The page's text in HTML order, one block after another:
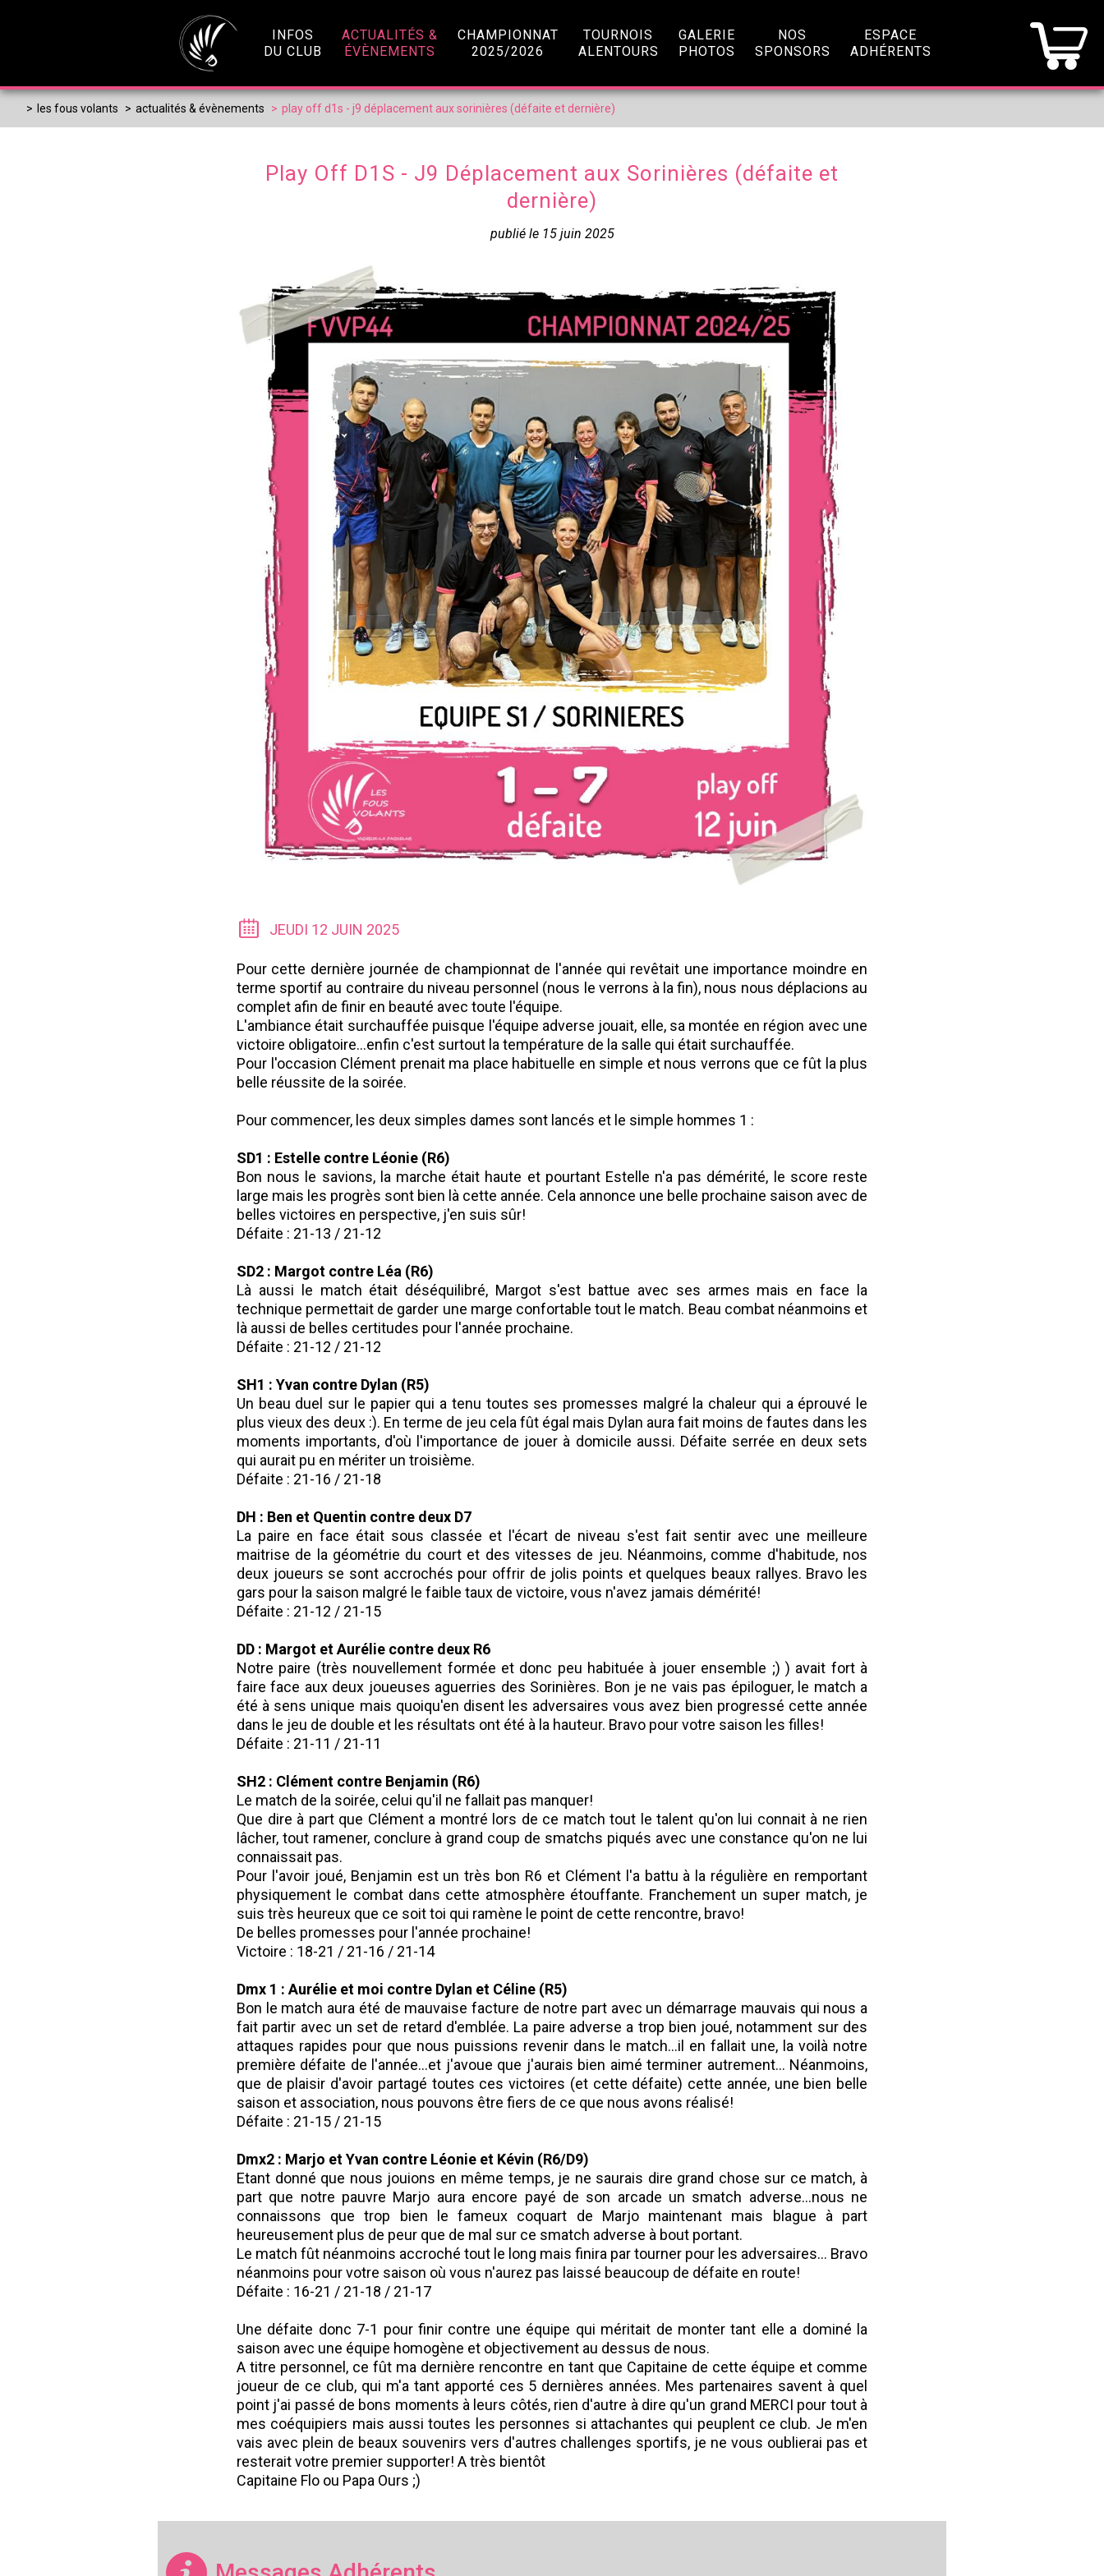
INFOS
DU CLUB
ACTUALITÉS &
ÉVÈNEMENTS
CHAMPIONNAT
2025/2026
TOURNOIS
ALENTOURS
GALERIE
PHOTOS
NOS
SPONSORS
ESPACE
ADHÉRENTS
> les fous volants > actualités & évènements > play off d1s - j9 déplacement aux sorinières (défaite et dernière)
Play Off D1S - J9 Déplacement aux Sorinières (défaite et
dernière)
publié le 15 juin 2025
JEUDI 12 JUIN 2025
Pour cette dernière journée de championnat de l'année qui revêtait une importance moindre en
terme sportif au contraire du niveau personnel (nous le verrons à la fin), nous nous déplacions au
complet afin de finir en beauté avec toute l'équipe.
L'ambiance était surchauffée puisque l'équipe adverse jouait, elle, sa montée en région avec une
victoire obligatoire...enfin c'est surtout la température de la salle qui était surchauffée.
Pour l'occasion Clément prenait ma place habituelle en simple et nous verrons que ce fût la plus
belle réussite de la soirée.
Pour commencer, les deux simples dames sont lancés et le simple hommes 1 :
SD1 : Estelle contre Léonie (R6)
Bon nous le savions, la marche était haute et pourtant Estelle n'a pas démérité, le score reste
large mais les progrès sont bien là cette année. Cela annonce une belle prochaine saison avec de
belles victoires en perspective, j'en suis sûr!
Défaite : 21-13 / 21-12
SD2 : Margot contre Léa (R6)
Là aussi le match était déséquilibré, Margot s'est battue avec ses armes mais en face la
technique permettait de garder une marge confortable tout le match. Beau combat néanmoins et
là aussi de belles certitudes pour l'année prochaine.
Défaite : 21-12 / 21-12
SH1 : Yvan contre Dylan (R5)
Un beau duel sur le papier qui a tenu toutes ses promesses malgré la chaleur qui a éprouvé le
plus vieux des deux :). En terme de jeu cela fût égal mais Dylan aura fait moins de fautes dans les
moments importants, d'où l'importance de jouer à domicile aussi. Défaite serrée en deux sets
qui aurait pu en mériter un troisième.
Défaite : 21-16 / 21-18
DH : Ben et Quentin contre deux D7
La paire en face était sous classée et l'écart de niveau s'est fait sentir avec une meilleure
maitrise de la géométrie du court et des vitesses de jeu. Néanmoins, comme d'habitude, nos
deux joueurs se sont accrochés pour offrir de jolis points et quelques beaux rallyes. Bravo les
gars pour la saison malgré le faible taux de victoire, vous n'avez jamais démérité!
Défaite : 21-12 / 21-15
DD : Margot et Aurélie contre deux R6
Notre paire (très nouvellement formée et donc peu habituée à jouer ensemble ;) ) avait fort à
faire face aux deux joueuses aguerries des Sorinières. Bon je ne vais pas épiloguer, le match a
été à sens unique mais quoiqu'en disent les adversaires vous avez bien progressé cette année
dans le jeu de double et les résultats ont été à la hauteur. Bravo pour votre saison les filles!
Défaite : 21-11 / 21-11
SH2 : Clément contre Benjamin (R6)
Le match de la soirée, celui qu'il ne fallait pas manquer!
Que dire à part que Clément a montré lors de ce match tout le talent qu'on lui connait à ne rien
lâcher, tout ramener, conclure à grand coup de smatchs piqués avec une constance qu'on ne lui
connaissait pas.
Pour l'avoir joué, Benjamin est un très bon R6 et Clément l'a battu à la régulière en remportant
physiquement le combat dans cette atmosphère étouffante. Franchement un super match, je
suis très heureux que ce soit toi qui ramène le point de cette rencontre, bravo!
De belles promesses pour l'année prochaine!
Victoire : 18-21 / 21-16 / 21-14
Dmx 1 : Aurélie et moi contre Dylan et Céline (R5)
Bon le match aura été de mauvaise facture de notre part avec un démarrage mauvais qui nous a
fait partir avec un set de retard d'emblée. La paire adverse a trop bien joué, notamment sur des
attaques rapides pour que nous puissions revenir dans le match...il en fallait une, la voilà notre
première défaite de l'année...et j'avoue que j'aurais bien aimé terminer autrement... Néanmoins,
que de plaisir d'avoir partagé toutes ces victoires (et cette défaite) cette année, une bien belle
saison et association, nous pouvons être fiers de ce que nous avons réalisé!
Défaite : 21-15 / 21-15
Dmx2 : Marjo et Yvan contre Léonie et Kévin (R6/D9)
Etant donné que nous jouions en même temps, je ne saurais dire grand chose sur ce match, à
part que notre pauvre Marjo aura encore payé de son arcade un smatch adverse...nous ne
connaissons que trop bien le fameux coquart de Marjo maintenant mais blague à part
heureusement plus de peur que de mal sur ce smatch adverse à bout portant.
Le match fût néanmoins accroché tout le long mais finira par tourner pour les adversaires... Bravo
néanmoins pour votre saison où vous n'aurez pas laissé beaucoup de défaite en route!
Défaite : 16-21 / 21-18 / 21-17
Une défaite donc 7-1 pour finir contre une équipe qui méritait de monter tant elle a dominé la
saison avec une équipe homogène et objectivement au dessus de nous.
A titre personnel, ce fût ma dernière rencontre en tant que Capitaine de cette équipe et comme
joueur de ce club, qui m'a tant apporté ces 5 dernières années. Mes partenaires savent à quel
point j'ai passé de bons moments à leurs côtés, rien d'autre à dire qu'un grand MERCI pour tout à
mes coéquipiers mais aussi toutes les personnes si attachantes qui peuplent ce club. Je m'en
vais avec plein de beaux souvenirs vers d'autres challenges sportifs, je ne vous oublierai pas et
resterait votre premier supporter! A très bientôt
Capitaine Flo ou Papa Ours ;)